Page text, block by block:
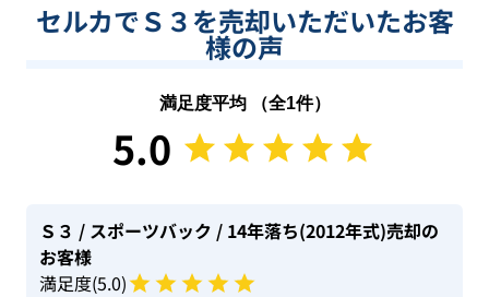
セルカでＳ３を売却いただいたお客
様の声
満足度平均 （全1件）
5.0
Ｓ３ / スポーツバック / 14年落ち(2012年式)売却の
お客様
満足度(5.0)